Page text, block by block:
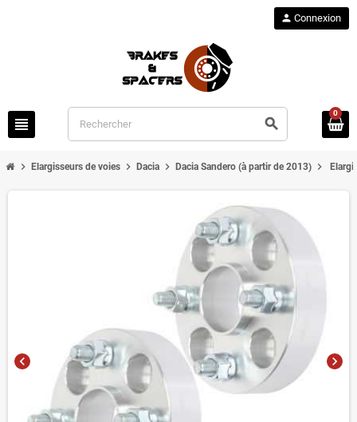
view_headline search
person Connexion
0
chevron_right Elargisseurs de voies chevron_right Dacia chevron_right Dacia Sandero (à partir de 2013) chevron_right
chevron_left chevron_right